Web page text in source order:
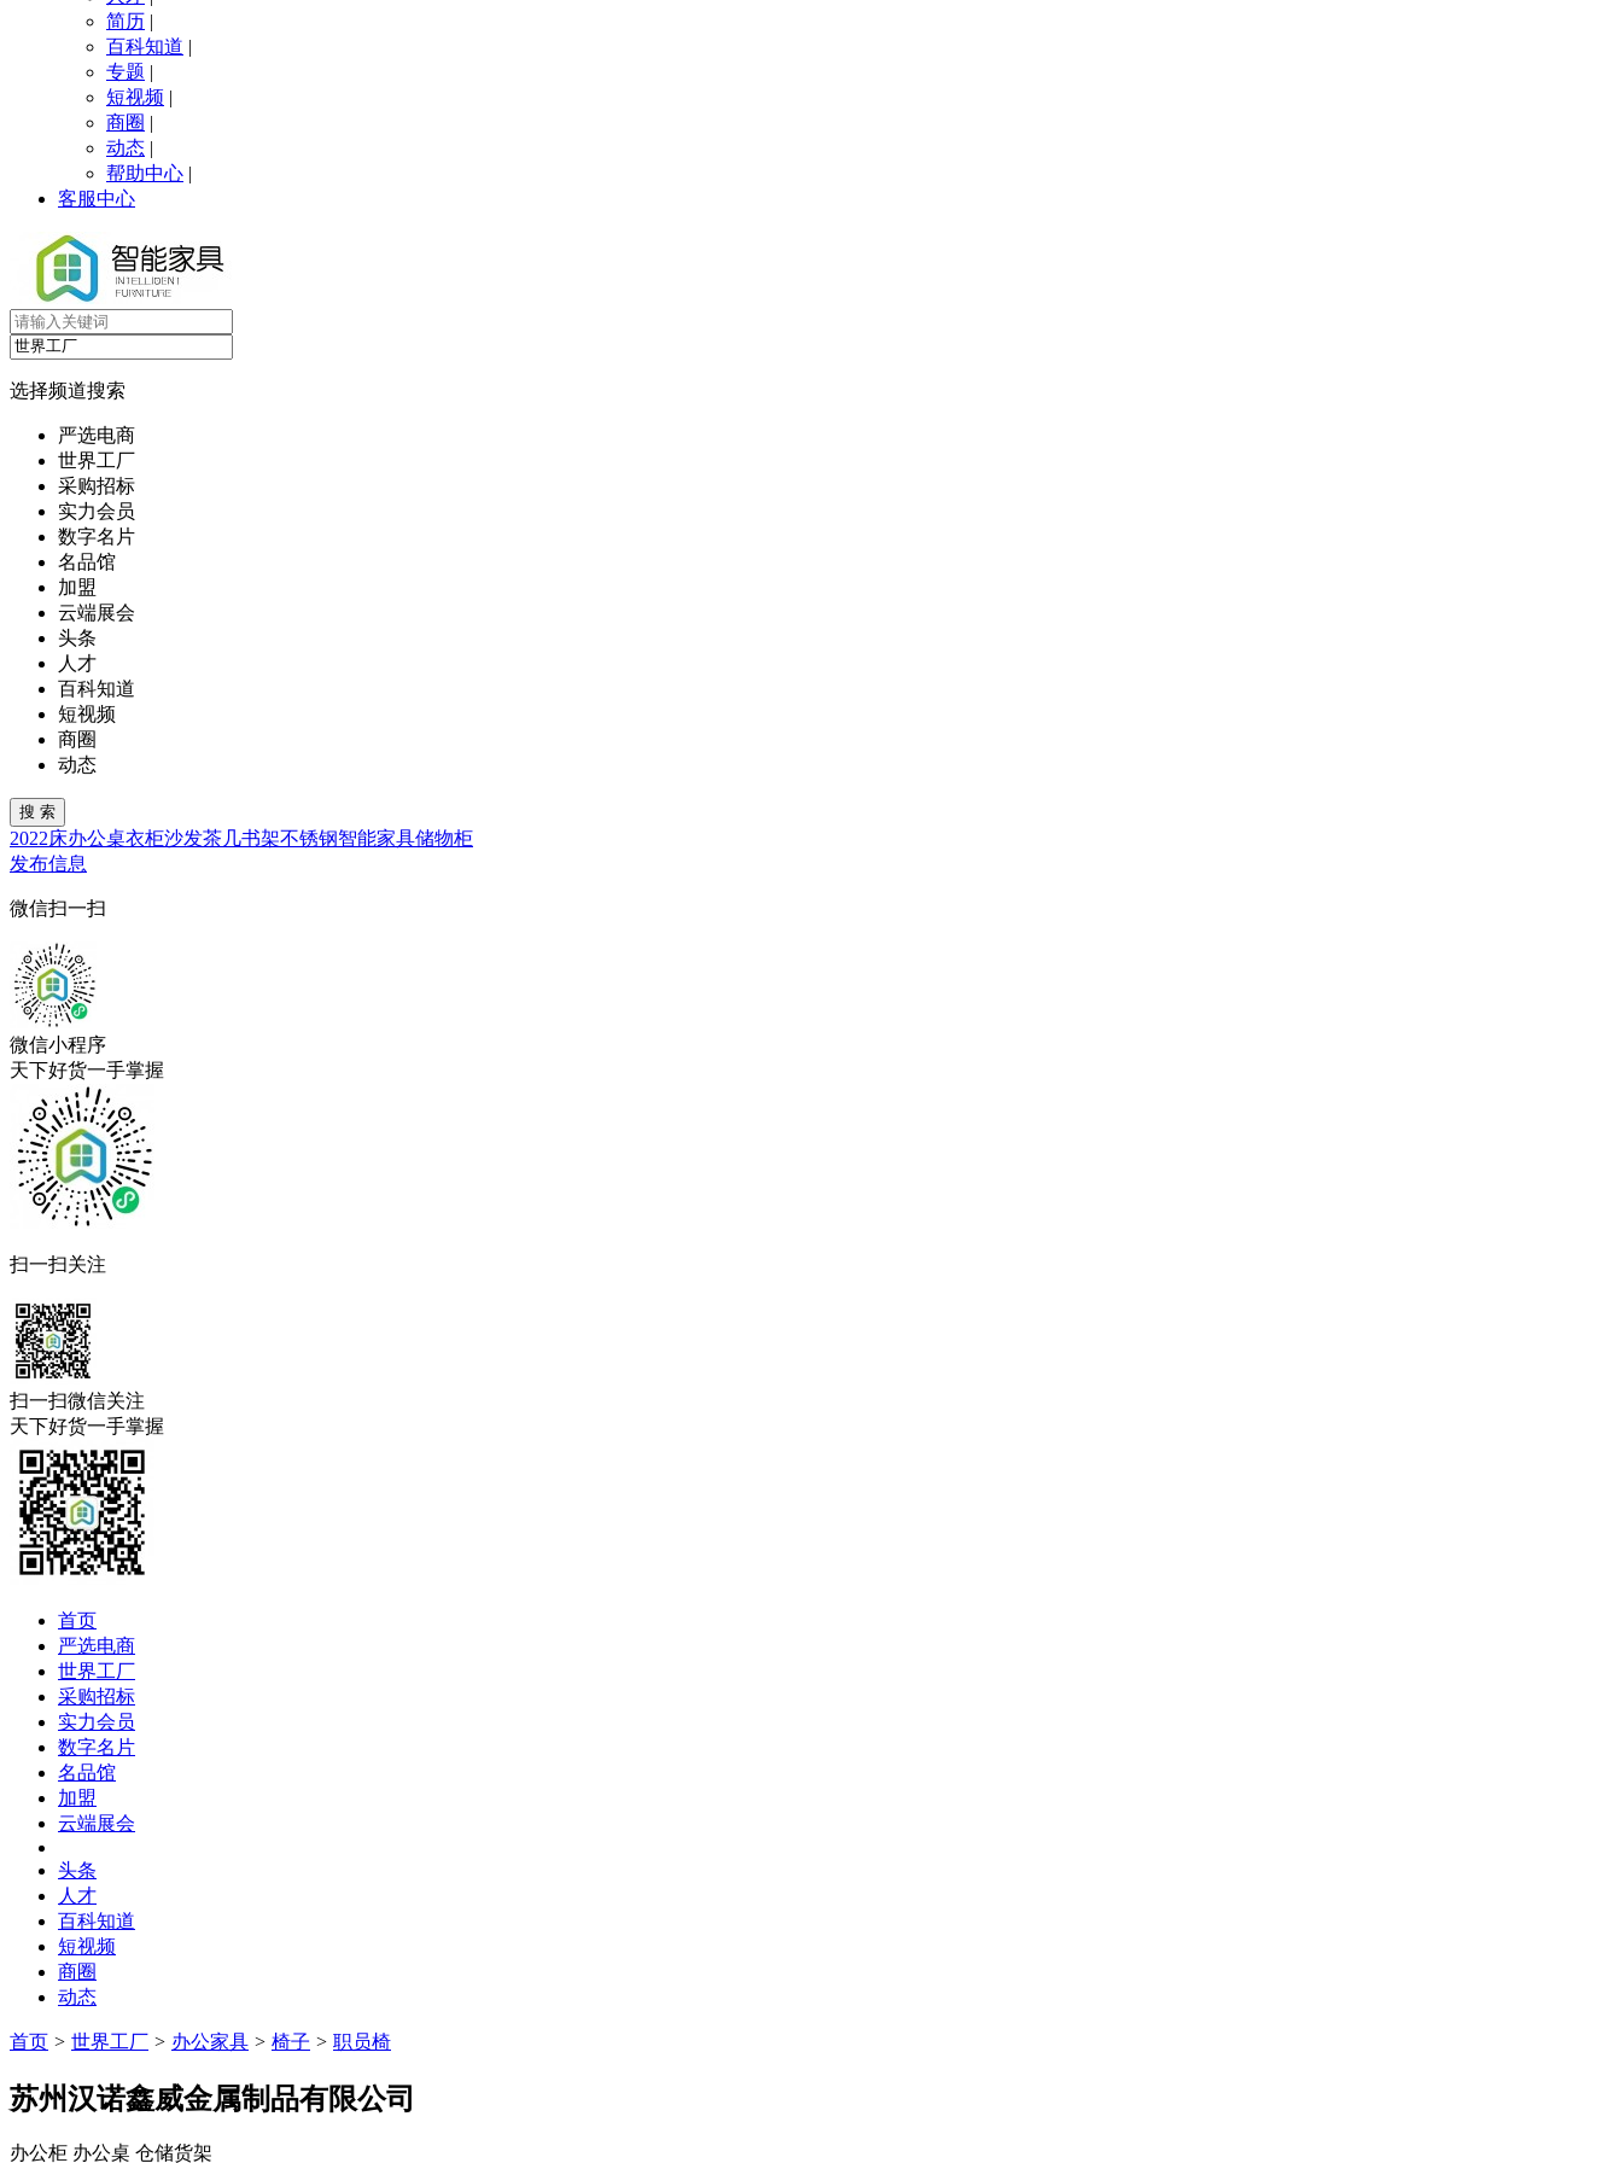
简历 |
百科知道 |
专题 |
短视频 |
商圈 |
动态 |
帮助中心 |
客服中心
选择频道搜索
严选电商
世界工厂
采购招标
实力会员
数字名片
名品馆
加盟
云端展会
头条
人才
百科知道
短视频
商圈
动态
2022床办公桌衣柜沙发茶几书架不锈钢智能家具储物柜
发布信息
微信扫一扫
微信小程序
天下好货一手掌握
扫一扫关注
扫一扫微信关注
天下好货一手掌握
首页
严选电商
世界工厂
采购招标
实力会员
数字名片
名品馆
加盟
云端展会
头条
人才
百科知道
短视频
商圈
动态
首页 > 世界工厂 > 办公家具 > 椅子 > 职员椅
苏州汉诺鑫威金属制品有限公司
办公柜 办公桌 仓储货架